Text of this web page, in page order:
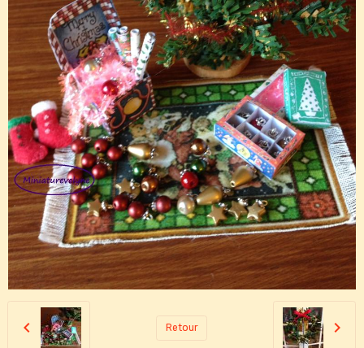
Retour